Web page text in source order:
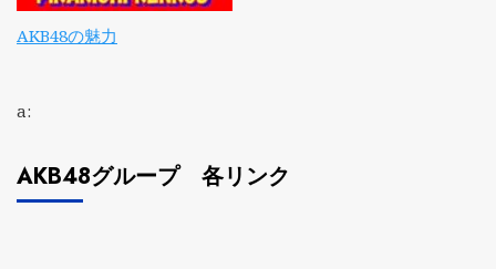
AKB48の魅力
a:
AKB48グループ 各リンク